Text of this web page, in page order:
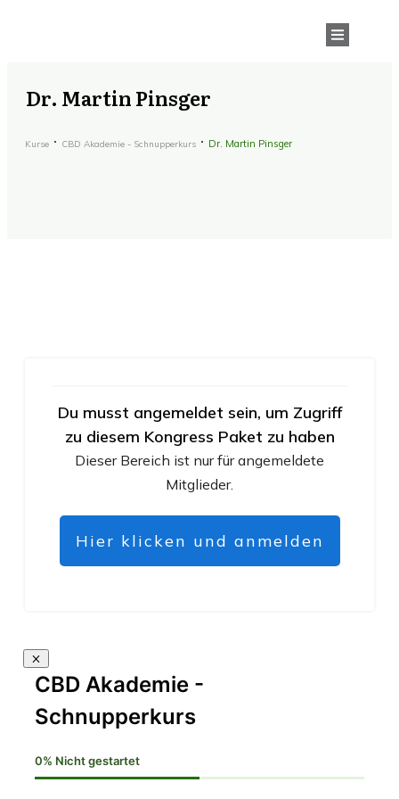
Dr. Martin Pinsger
Kurse CBD Akademie - Schnupperkurs Dr. Martin Pinsger
Du musst angemeldet sein, um Zugriff
zu diesem Kongress Paket zu haben
Dieser Bereich ist nur für angemeldete
Mitglieder.
Hier klicken und anmelden
CBD Akademie -
Schnupperkurs
0% Nicht gestartet